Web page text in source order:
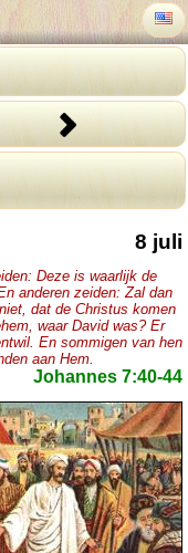
8 juli
Deze is waarlijk de
anderen zeiden: Zal dan
dat de Christus komen
waar David was? Er
En sommigen van hen
aan Hem.
Johannes 7:40-44